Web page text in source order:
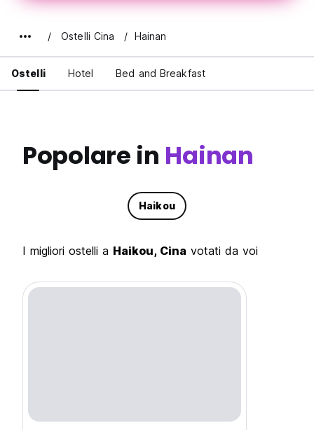
Ostelli Cina Hainan
Ostelli Hotel Bed and Breakfast
Popolare in Hainan
Haikou
I migliori ostelli a Haikou, Cina votati da voi